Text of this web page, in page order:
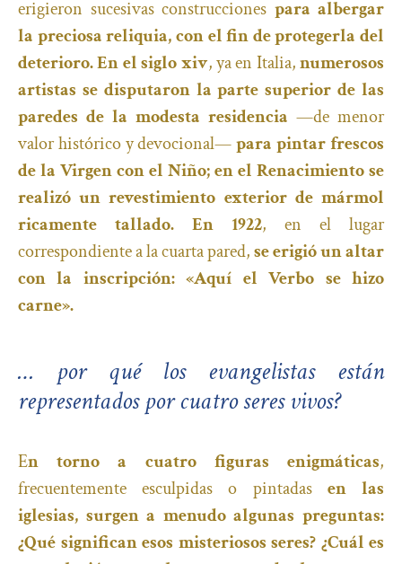
erigieron sucesivas construcciones para albergar
la preciosa reliquia, con el fin de protegerla del
deterioro. En el siglo xiv, ya en Italia,numerosos
artistas se disputaron la parte superior de las
paredes de la modesta residencia —de menor
valor histórico y devocional—para pintar frescos
de la Virgen con el Niño; en el Renacimiento se
realizó un revestimiento exterior de mármol
ricamente tallado. En 1922, en el lugar
correspondiente a la cuarta pared,se erigió un altar
con la inscripción: «Aquí el Verbo se hizo
carne».
… por qué los evangelistas están
representados por cuatro seres vivos?
En torno a cuatro figuras enigmáticas,
frecuentemente esculpidas o pintadas en las
iglesias, surgen a menudo algunas preguntas:
¿Qué significan esos misteriosos seres? ¿Cuál es